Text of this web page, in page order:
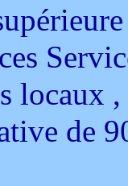
locaux
de